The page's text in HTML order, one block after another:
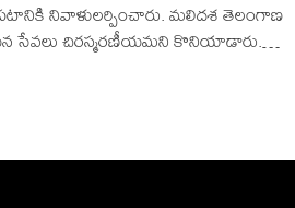
నివాళులర్పించారు. మలిదశ తెలంగాణ
సేవలు చిరస్మరణీయమని కొనియాడారు.